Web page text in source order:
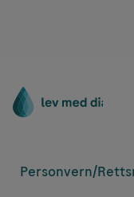
Personvern/